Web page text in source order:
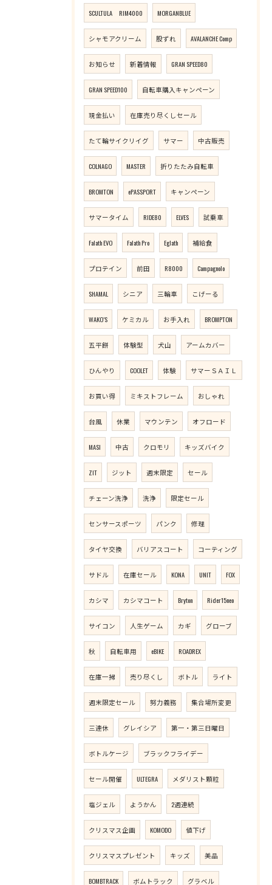
SCULTULA RIM4000 MORGANBLUE
シャモアクリーム 股ずれ AVALANCHE Comp
お知らせ 新着情報 GRAN SPEED80
GRAN SPEED100 自転車購入キャンペーン
現金払い 在庫売り尽くしセール
たて輪サイクリイグ サマー 中古販売
COLNAGO MASTER 折りたたみ自転車
BROMTON ePASSPORT キャンペーン
サマータイム RIDE80 ELVES 試乗車
Falath EVO Falath Pro Eglath 補給食
プロテイン 前田 R8000 Campagnolo
SHAMAL シニア 三輪車 こげーる
WAKO’S ケミカル お手入れ BROMPTON
五平餅 体験型 犬山 アームカバー
ひんやり COOLET 体験 サマーＳＡＩＬ
お買い得 ミキストフレーム おしゃれ
台風 休業 マウンテン オフロード
MASI 中古 クロモリ キッズバイク
ZIT ジット 週末限定 セール
チェーン洗浄 洗浄 限定セール
センサースポーツ パンク 修理
タイヤ交換 バリアスコート コーティング
サドル 在庫セール KONA UNIT FOX
カシマ カシマコート Bryton Rider15neo
サイコン 人生ゲーム カギ グローブ
秋 自転車用 eBIKE ROADREX
在庫一掃 売り尽くし ボトル ライト
週末限定セール 努力義務 集合場所変更
三連休 グレイシア 第一・第三日曜日
ボトルケージ ブラックフライデー
セール開催 ULTEGRA メダリスト顆粒
塩ジェル ようかん 2週連続
クリスマス企画 KOMODO 値下げ
クリスマスプレゼント キッズ 美品
BOMBTRACK ボムトラック グラベル